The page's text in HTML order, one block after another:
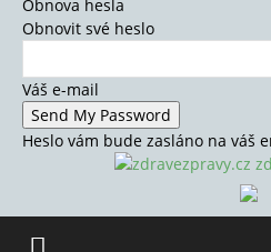
Obnova hesla
Obnovit své heslo
Váš e-mail
Heslo vám bude zasláno na váš